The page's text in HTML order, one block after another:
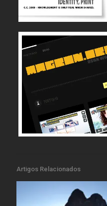
Artigos Relacionados